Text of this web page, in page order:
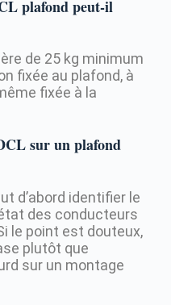
plafond peut-il
de 25 kg minimum
fixée au plafond, à
fixée à la
sur un plafond
d’abord identifier le
des conducteurs
le point est douteux,
plutôt que
sur un montage